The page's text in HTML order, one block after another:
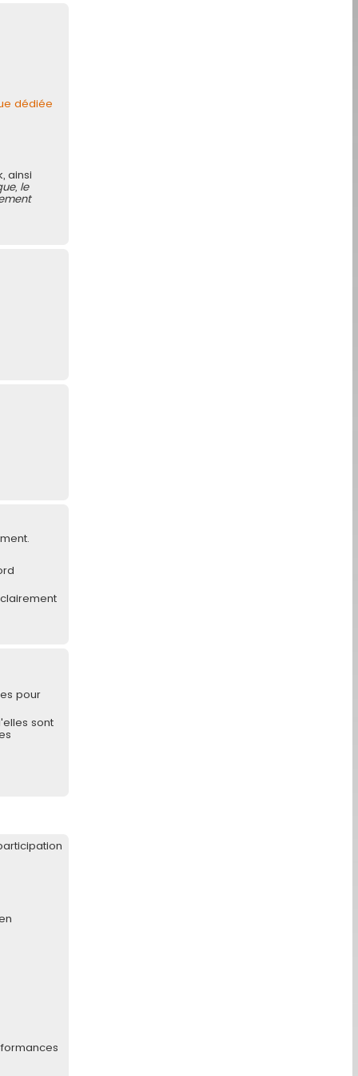
dédiée
ainsi
le
pour
sont